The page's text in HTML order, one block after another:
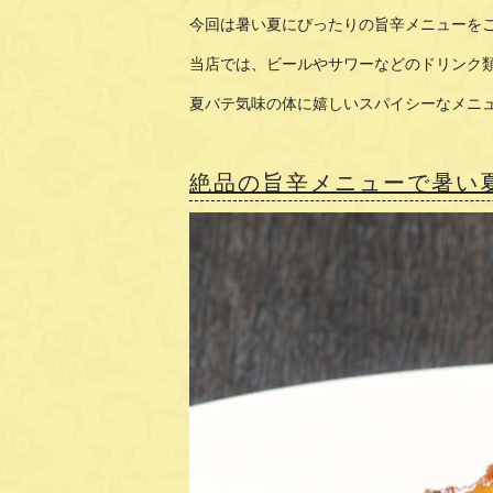
今回は暑い夏にぴったりの旨辛メニューを
当店では、ビールやサワーなどのドリンク
夏バテ気味の体に嬉しいスパイシーなメニ
絶品の旨辛メニューで暑い